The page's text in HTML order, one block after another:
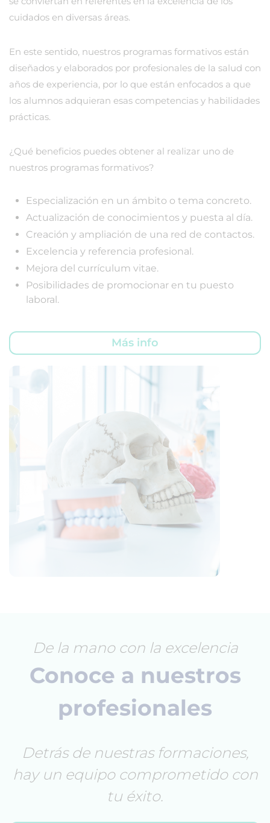
cuidados en diversas áreas.
En este sentido, nuestros programas formativos están
diseñados y elaborados por profesionales de la salud con
años de experiencia, por lo que están enfocados a que
los alumnos adquieran esas competencias y habilidades
prácticas.
¿Qué beneficios puedes obtener al realizar uno de
nuestros programas formativos?
Especialización en un ámbito o tema concreto.
Actualización de conocimientos y puesta al día.
Creación y ampliación de una red de contactos.
Excelencia y referencia profesional.
Mejora del currículum vitae.
Posibilidades de promocionar en tu puesto
laboral.
Más info
De la mano con la excelencia
Conoce a nuestros
profesionales
Detrás de nuestras formaciones,
hay un equipo comprometido con
tu éxito.